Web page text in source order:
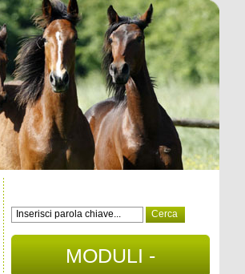
MODULI -